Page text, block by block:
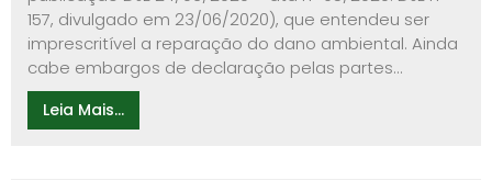
157, divulgado em 23/06/2020), que entendeu ser
imprescritível a reparação do dano ambiental. Ainda
cabe embargos de declaração pelas partes...
Leia Mais...